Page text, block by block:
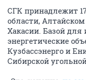
СГК принадлежит
области,
Хакасии. Базой
энергетические
Кузбассэнерго и
Сибирской